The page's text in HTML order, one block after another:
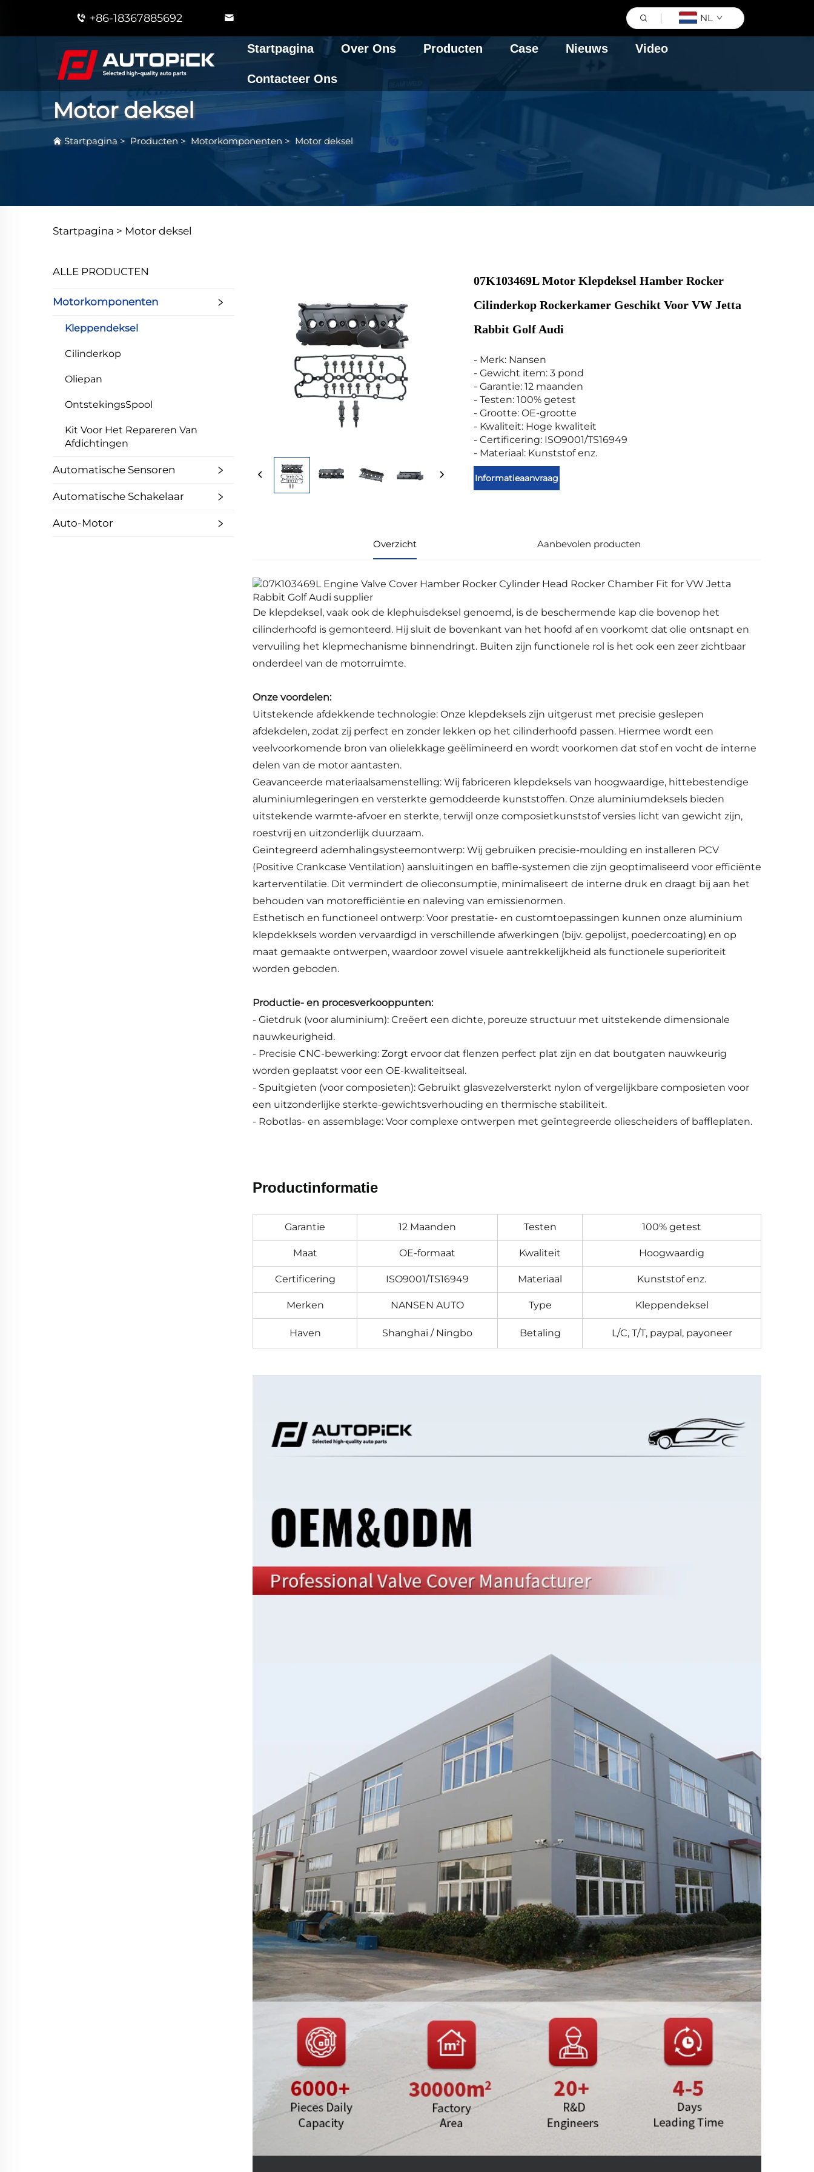
+86-18367885692 NL
Startpagina Over Ons Producten Case Nieuws Video
Contacteer Ons
Motor deksel
Startpagina > Producten > Motorkomponenten > Motor deksel
Startpagina > Motor deksel
ALLE PRODUCTEN
Motorkomponenten
Kleppendeksel
Cilinderkop
Oliepan
OntstekingsSpool
Kit Voor Het Repareren Van
Afdichtingen
Automatische Sensoren
Automatische Schakelaar
Auto-Motor
07K103469L Motor Klepdeksel Hamber Rocker
Cilinderkop Rockerkamer Geschikt Voor VW Jetta
Rabbit Golf Audi
- Merk: Nansen
- Gewicht item: 3 pond
- Garantie: 12 maanden
- Testen: 100% getest
- Grootte: OE-grootte
- Kwaliteit: Hoge kwaliteit
- Certificering: ISO9001/TS16949
- Materiaal: Kunststof enz.
Informatieaanvraag
Overzicht Aanbevolen producten
De klepdeksel, vaak ook de klephuisdeksel genoemd, is de beschermende kap die bovenop het
cilinderhoofd is gemonteerd. Hij sluit de bovenkant van het hoofd af en voorkomt dat olie ontsnapt en
vervuiling het klepmechanisme binnendringt. Buiten zijn functionele rol is het ook een zeer zichtbaar
onderdeel van de motorruimte.
Onze voordelen:
Uitstekende afdekkende technologie: Onze klepdeksels zijn uitgerust met precisie geslepen
afdekdelen, zodat zij perfect en zonder lekken op het cilinderhoofd passen. Hiermee wordt een
veelvoorkomende bron van olielekkage geëlimineerd en wordt voorkomen dat stof en vocht de interne
delen van de motor aantasten.
Geavanceerde materiaalsamenstelling: Wij fabriceren klepdeksels van hoogwaardige, hittebestendige
aluminiumlegeringen en versterkte gemoddeerde kunststoffen. Onze aluminiumdeksels bieden
uitstekende warmte-afvoer en sterkte, terwijl onze composietkunststof versies licht van gewicht zijn,
roestvrij en uitzonderlijk duurzaam.
Geïntegreerd ademhalingsysteemontwerp: Wij gebruiken precisie-moulding en installeren PCV
(Positive Crankcase Ventilation) aansluitingen en baffle-systemen die zijn geoptimaliseerd voor efficiënte
karterventilatie. Dit vermindert de olieconsumptie, minimaliseert de interne druk en draagt bij aan het
behouden van motorefficiëntie en naleving van emissienormen.
Esthetisch en functioneel ontwerp: Voor prestatie- en customtoepassingen kunnen onze aluminium
klepdekksels worden vervaardigd in verschillende afwerkingen (bijv. gepolijst, poedercoating) en op
maat gemaakte ontwerpen, waardoor zowel visuele aantrekkelijkheid als functionele superioriteit
worden geboden.
Productie- en procesverkooppunten:
- Gietdruk (voor aluminium): Creëert een dichte, poreuze structuur met uitstekende dimensionale
nauwkeurigheid.
- Precisie CNC-bewerking: Zorgt ervoor dat flenzen perfect plat zijn en dat boutgaten nauwkeurig
worden geplaatst voor een OE-kwaliteitseal.
- Spuitgieten (voor composieten): Gebruikt glasvezelversterkt nylon of vergelijkbare composieten voor
een uitzonderlijke sterkte-gewichtsverhouding en thermische stabiliteit.
- Robotlas- en assemblage: Voor complexe ontwerpen met geïntegreerde oliescheiders of baffleplaten.
Productinformatie
Garantie 12 Maanden Testen 100% getest
Maat OE-formaat Kwaliteit Hoogwaardig
Certificering ISO9001/TS16949 Materiaal Kunststof enz.
Merken NANSEN AUTO Type Kleppendeksel
Haven Shanghai / Ningbo Betaling L/C, T/T, paypal, payoneer